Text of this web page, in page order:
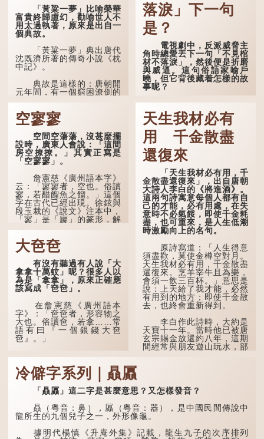
「黃粱一夢」比喻榮華
富貴終歸虛幻，勸喻世人不
用太過執著，原來是出自一
個典故。
「黃粱一夢」典出唐代
沈既濟所著的傳奇小說《枕
中記》。
典故是這樣的：唐朝開
元年間，有一個窮困潦倒的
中經過一間旅店休息，碰巧
遇到一位呂姓道士，兩人暢
談甚歡。
言談間，盧姓書生感慨
自己雖貴為讀書人，但一直
未能考取功名，仍然貧困，
感到十分落泊。於是，道士
拿出一個青瓷枕頭，讓...
落淚」下一句
是？
電視劇中，反派威脅主
角時總愛丟下一句「不見棺
材不落淚」，然後便是折磨
與威逼。這句俗語家喻戶
曉，但它背後藏着怎樣的故
事呢？
「不見棺材不落淚」的
原句，有說法是「不見棺材
不下淚」或「不見親棺不下
淚」，出自明朝蘭陵笑笑生
所著的《金瓶梅詞話》第九
十八回。原意是指人未親眼
見到親人棺木，便不會真正
感到悲傷；後來引申為比喻
人執迷不悟，不到徹底失
敗，便不肯罷休。
許多人對這上半句耳熟
能詳，但它其實還有下半句
——「不到黃河心不死」...
空寥寥
空間空蕩蕩，沒甚麼擺
設時，廣東人會說：「這間
房空撩撩。」其實正寫是
「空寥寥」。
詹憲慈《廣州語本字》
云：「寥寥者，空也。俗讀
寥，若醋餾魚之餾。」這個
字在古代已經出現。徐鉉與
段玉裁的《說文》注本中，
「寥」是「廫」的篆形，解
事，以「寥寥安期，虛質高
清」形容空虛無所事事。
大夿夿
有沒有聽過有人說「大
拿拿十萬蚊」呢？很多人以
為是「拿拿」，原來正確應
該寫成「夿夿」。
在詹憲慈《廣州語本
字》：「夿夿者，形容物之
大也。俗讀夿，若拿……常
語有曰『一個銀錢大夿
夿』。」
銀錢大夿夿」，就形容金錢
數量之大了。「大夿夿十萬
蚊」，就是說十萬元是一筆
大數目了。
不過，「夿」字本音讀
作「巴（bā）」，因此
「大夿夿」理應讀成「大巴
巴」。問題是，若依足本
天生我材必有
用 千金散盡
還復來
「天生我材必有用，千
金散盡還復來」，出自唐朝
大詩人李白的《將進酒》。
這兩句詩寓意每個人都有自
己的才能，必有用處，在失
意時不必氣餒，即使千金耗
盡，也可重來，是人生低潮
時激勵向上的名句。
原詩寫道：「人生得意
須盡歡，莫使金樽空對月。
天生我材必有用，千金散盡
還復來。烹羊宰牛且為樂，
會須一飲三百杯。」意思是
說：上天給了我才能，必然
有用到的地方；即使千金散
去，也終會重新得到。
李白作此詩時，大約是
天寶十一年。當時他已被唐
玄宗賜金放還約八年，這期
間經常與朋友遊山玩水，部
冷僻字系列｜贔屭
「贔屭」這二字是甚麼意思？又怎樣發音？
贔（粵音：鼻），屭（粵音：器），是中國民間傳說中
龍所生的九個兒子之一，外形像龜。
據明代楊慎《升庵外集》記載，龍生九子的次序排列